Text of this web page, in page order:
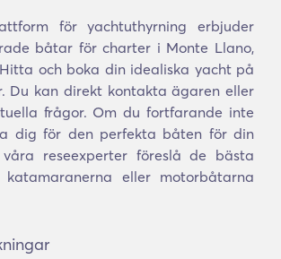
för yachtuthyrning erbjuder
båtar för charter i Monte Llano,
och boka din idealiska yacht på
Du kan direkt kontakta ägaren eller
frågor. Om du fortfarande inte
dig för den perfekta båten för din
reseexperter föreslå de bästa
katamaranerna eller motorbåtarna